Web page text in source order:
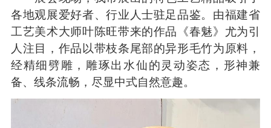
各地观展爱好者、行业人士驻足品鉴。由福建省
工艺美术大师叶陈旺带来的作品《春魅》尤为引
人注目，作品以带枝条尾部的异形毛竹为原料，
经精细劈雕，雕琢出水仙的灵动姿态，形神兼
备、线条流畅，尽显中式自然意趣。